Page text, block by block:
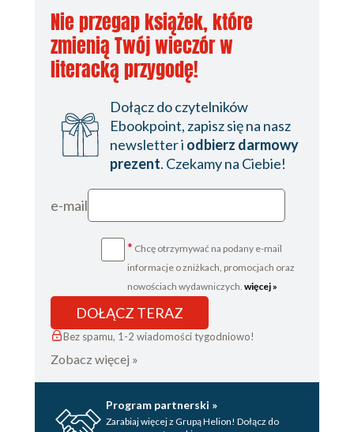
9
10
11
13
19
20
Od autorki
Wydawca
Nie przegap książek, które
zmienią Twój wieczór w
literacką przygodę!
Dołącz do czytelników
Ebookpoint, zapisz się na nasz
newsletter i odbierz darmowy
prezent. Czekamy na Ciebie!
e-mail
* Chcę otrzymywać na podany e-mail
informacje o zniżkach, promocjach oraz
nowościach wydawniczych. więcej »
DOŁĄCZ TERAZ
Bez spamu, 1-2 wiadomości tygodniowo!
Zobacz więcej »
Program partnerski »
Zarabiaj więcej z Grupą Helion! Dołącz do